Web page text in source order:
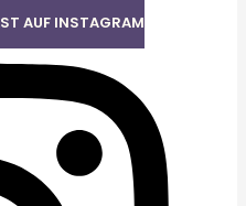
AUF INSTAGRAM